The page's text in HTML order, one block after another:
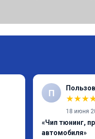
П
★★★
18 июня
«Чип тюнинг,
автомобиля»